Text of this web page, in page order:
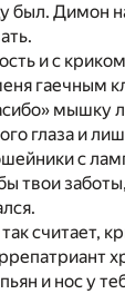
был. Димон
и с
гаечным
мышку
глаза и
с
твои
считает,
и нос у